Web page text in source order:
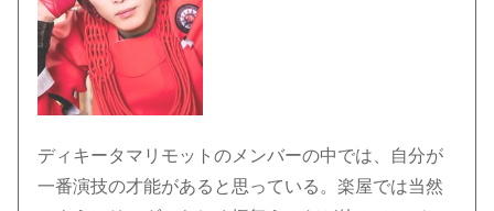
ディキータマリモットのメンバーの中では、自分が
一番演技の才能があると思っている。楽屋では当然